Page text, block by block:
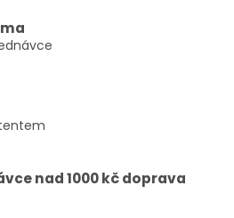
nad 1000 kč doprava